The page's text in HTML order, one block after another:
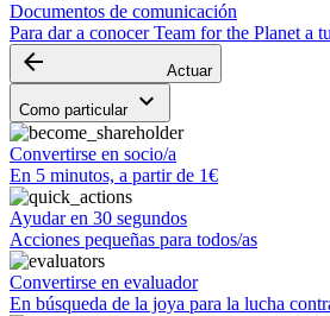
Documentos de comunicación
Para dar a conocer Team for the Planet a
arrow_backward Actuar
Como particular keyboard_arrow_down
Convertirse en socio/a
En 5 minutos, a partir de 1€
Ayudar en 30 segundos
Acciones pequeñas para todos/as
Convertirse en evaluador
En búsqueda de la joya para la lucha